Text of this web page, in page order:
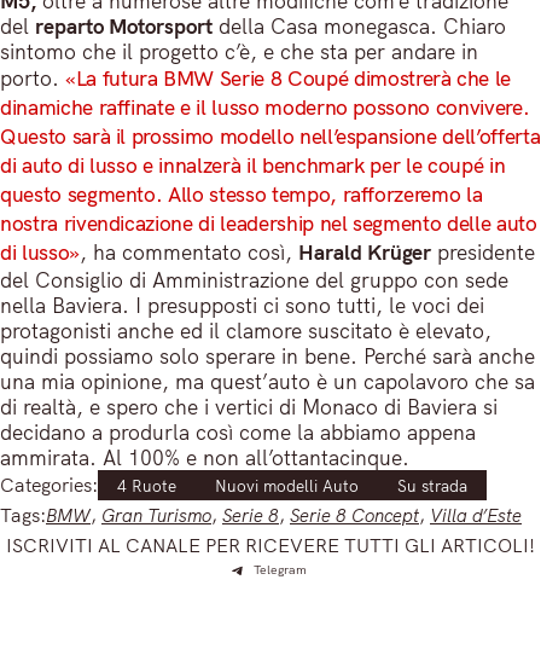
del reparto Motorsport della Casa monegasca. Chiaro
sintomo che il progetto c’è, e che sta per andare in
porto. «La futura BMW Serie 8 Coupé dimostrerà che le
dinamiche raffinate e il lusso moderno possono convivere.
Questo sarà il prossimo modello nell’espansione dell’offerta
di auto di lusso e innalzerà il benchmark per le coupé in
questo segmento. Allo stesso tempo, rafforzeremo la
nostra rivendicazione di leadership nel segmento delle auto
di lusso», ha commentato così, Harald Krügerpresidente
del Consiglio di Amministrazione del gruppo con sede
nella Baviera. I presupposti ci sono tutti, le voci dei
protagonisti anche ed il clamore suscitato è elevato,
quindi possiamo solo sperare in bene. Perché sarà anche
una mia opinione, ma quest’auto è un capolavoro che sa
di realtà, e spero che i vertici di Monaco di Baviera si
decidano a produrla così come la abbiamo appena
ammirata. Al 100% e non all’ottantacinque.
Categories: 4 Ruote Nuovi modelli Auto Su strada
Tags:BMW, Gran Turismo, Serie 8, Serie 8 Concept, Villa d’Este
ISCRIVITI AL CANALE PER RICEVERE TUTTI GLI ARTICOLI!
Telegram